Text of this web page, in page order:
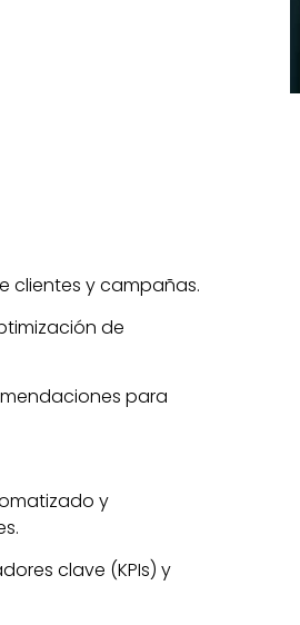
clientes y campañas.
de
para
y
clave (KPIs) y